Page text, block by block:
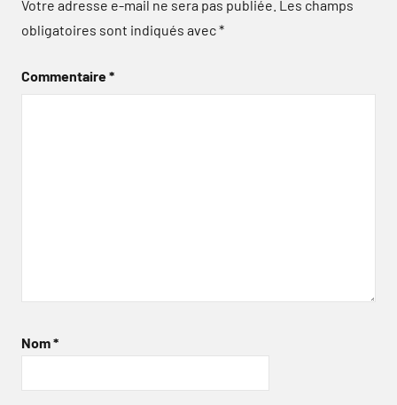
Votre adresse e-mail ne sera pas publiée. Les champs
obligatoires sont indiqués avec*
Commentaire*
Nom*